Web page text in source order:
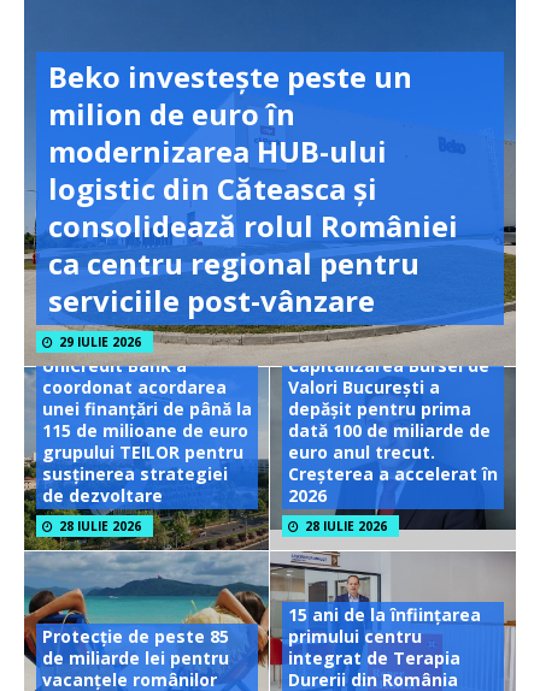
Beko investește peste un
milion de euro în
modernizarea HUB-ului
logistic din Căteasca și
consolidează rolul României
ca centru regional pentru
serviciile post-vânzare
29 IULIE 2026
UniCredit Bank a
coordonat acordarea
unei finanțări de până la
115 de milioane de euro
grupului TEILOR pentru
susținerea strategiei
de dezvoltare
28 IULIE 2026
Capitalizarea Bursei de
Valori București a
depășit pentru prima
dată 100 de miliarde de
euro anul trecut.
Creșterea a accelerat în
2026
28 IULIE 2026
Protecție de peste 85
de miliarde lei pentru
vacanțele românilor
15 ani de la înființarea
primului centru
integrat de Terapia
Durerii din România